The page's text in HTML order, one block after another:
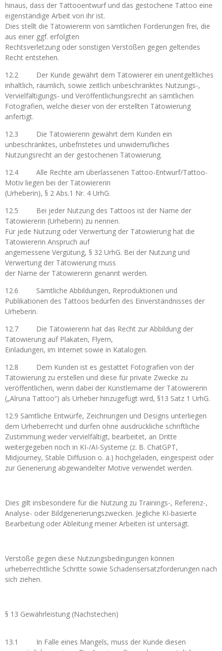
hinaus, dass der Tattooentwurf und das gestochene Tattoo eine
eigenständige Arbeit von ihr ist.
Dies stellt die Tätowiererin von sämtlichen Forderungen frei, die
aus einer ggf. erfolgten
Rechtsverletzung oder sonstigen Verstößen gegen geltendes
Recht entstehen.
12.2 Der Kunde gewährt dem Tätowierer ein unentgeltliches
inhaltlich, räumlich, sowie zeitlich unbeschränktes Nutzungs-,
Vervielfältigungs- und Veröffentlichungsrecht an sämtlichen
Fotografien, welche dieser von der erstellten Tätowierung
anfertigt.
12.3 Die Tätowiererin gewährt dem Kunden ein
unbeschränktes, unbefristetes und unwiderrufliches
Nutzungsrecht an der gestochenen Tätowierung.
12.4 Alle Rechte am überlassenen Tattoo-Entwurf/Tattoo-
Motiv liegen bei der Tätowiererin
(Urheberin), § 2 Abs.1 Nr. 4 UrhG.
12.5 Bei jeder Nutzung des Tattoos ist der Name der
Tätowiererin (Urheberin) zu nennen.
Für jede Nutzung oder Verwertung der Tätowierung hat die
Tätowiererin Anspruch auf
angemessene Vergütung, § 32 UrhG. Bei der Nutzung und
Verwertung der Tätowierung muss
der Name der Tätowiererin genannt werden.
12.6 Sämtliche Abbildungen, Reproduktionen und
Publikationen des Tattoos bedürfen des Einverständnisses der
Urheberin.
12.7 Die Tätowiererin hat das Recht zur Abbildung der
Tätowierung auf Plakaten, Flyern,
Einladungen, im Internet sowie in Katalogen.
12.8 Dem Kunden ist es gestattet Fotografien von der
Tätowierung zu erstellen und diese für private Zwecke zu
veröffentlichen, wenn dabei der Künstlername der Tätowiererin
(„Alruna Tattoo“) als Urheber hinzugefügt wird, §13 Satz 1 UrhG.
12.9 Sämtliche Entwürfe, Zeichnungen und Designs unterliegen
dem Urheberrecht und dürfen ohne ausdrückliche schriftliche
Zustimmung weder vervielfältigt, bearbeitet, an Dritte
weitergegeben noch in KI-/AI-Systeme (z. B. ChatGPT,
Midjourney, Stable Diffusion o. ä.) hochgeladen, eingespeist oder
zur Generierung abgewandelter Motive verwendet werden.
Dies gilt insbesondere für die Nutzung zu Trainings-, Referenz-,
Analyse- oder Bildgenerierungszwecken. Jegliche KI-basierte
Bearbeitung oder Ableitung meiner Arbeiten ist untersagt.
Verstöße gegen diese Nutzungsbedingungen können
urheberrechtliche Schritte sowie Schadensersatzforderungen nach
sich ziehen.
§ 13 Gewährleistung (Nachstechen)
13.1 In Falle eines Mangels, muss der Kunde diesen